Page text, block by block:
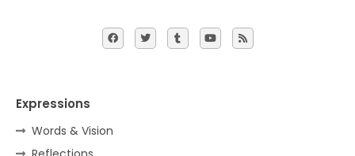
Expressions
Words & Vision